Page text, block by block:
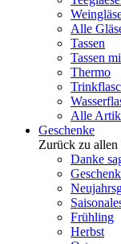
Alle
Tassen
Tassen
Thermo
Alle
Geschenke
Zurück zu allen
Danke
Frühling
Herbst